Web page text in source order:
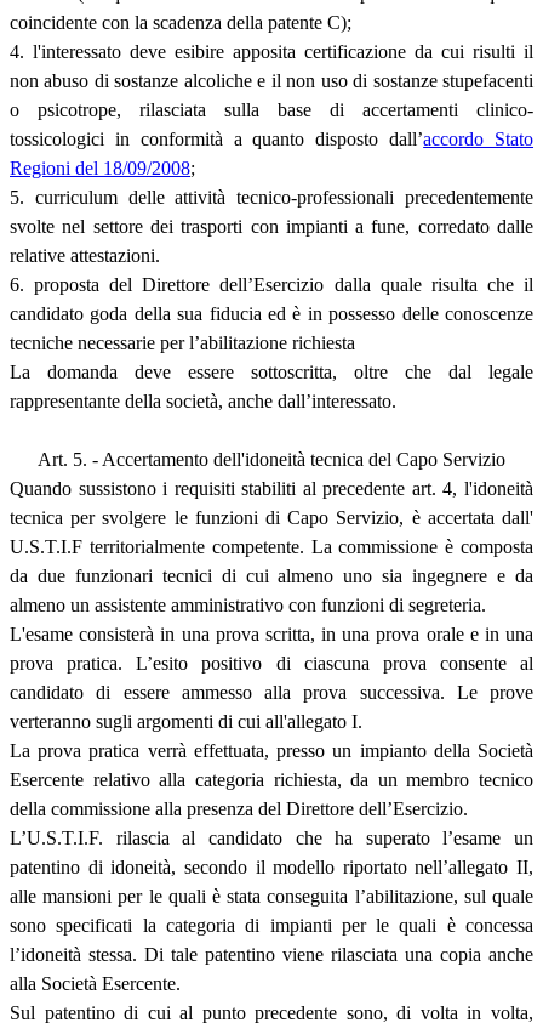
coincidente con la scadenza della patente C);
4. l'interessato deve esibire apposita certificazione da cui risulti il
non abuso di sostanze alcoliche e il non uso di sostanze stupefacenti
o psicotrope, rilasciata sulla base di accertamenti clinico-
tossicologici in conformità a quanto disposto dall’accordo Stato
Regioni del 18/09/2008;
5. curriculum delle attività tecnico-professionali precedentemente
svolte nel settore dei trasporti con impianti a fune, corredato dalle
relative attestazioni.
6. proposta del Direttore dell’Esercizio dalla quale risulta che il
candidato goda della sua fiducia ed è in possesso delle conoscenze
tecniche necessarie per l’abilitazione richiesta
La domanda deve essere sottoscritta, oltre che dal legale
rappresentante della società, anche dall’interessato.
Art. 5. - Accertamento dell'idoneità tecnica del Capo Servizio
Quando sussistono i requisiti stabiliti al precedente art. 4, l'idoneità
tecnica per svolgere le funzioni di Capo Servizio, è accertata dall'
U.S.T.I.F territorialmente competente. La commissione è composta
da due funzionari tecnici di cui almeno uno sia ingegnere e da
almeno un assistente amministrativo con funzioni di segreteria.
L'esame consisterà in una prova scritta, in una prova orale e in una
prova pratica. L’esito positivo di ciascuna prova consente al
candidato di essere ammesso alla prova successiva. Le prove
verteranno sugli argomenti di cui all'allegato I.
La prova pratica verrà effettuata, presso un impianto della Società
Esercente relativo alla categoria richiesta, da un membro tecnico
della commissione alla presenza del Direttore dell’Esercizio.
L’U.S.T.I.F. rilascia al candidato che ha superato l’esame un
patentino di idoneità, secondo il modello riportato nell’allegato II,
alle mansioni per le quali è stata conseguita l’abilitazione, sul quale
sono specificati la categoria di impianti per le quali è concessa
l’idoneità stessa. Di tale patentino viene rilasciata una copia anche
alla Società Esercente.
Sul patentino di cui al punto precedente sono, di volta in volta,